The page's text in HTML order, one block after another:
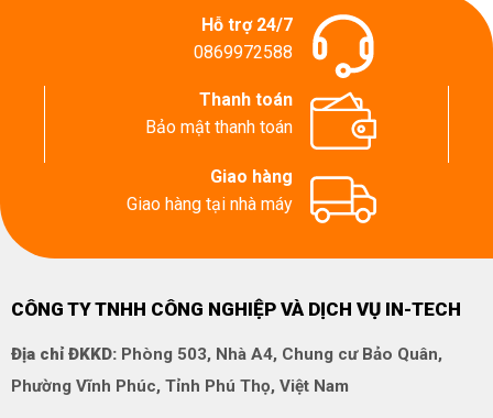
Hỗ trợ 24/7
0869972588
Thanh toán
Bảo mật thanh toán
Giao hàng
Giao hàng tại nhà máy
CÔNG TY TNHH CÔNG NGHIỆP VÀ DỊCH VỤ IN-TECH
Địa chỉ ĐKKD:Phòng 503, Nhà A4, Chung cư Bảo Quân,
Phường Vĩnh Phúc, Tỉnh Phú Thọ, Việt Nam